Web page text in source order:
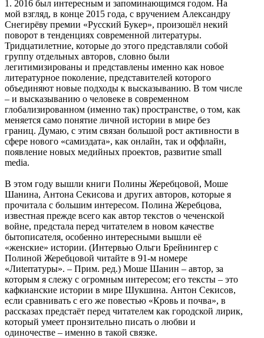
1. 2016 был интересным и запоминающимся годом. На
мой взгляд, в конце 2015 года, с вручением Александру
Снегирёву премии «Русский Букер», произошёл некий
поворот в тенденциях современной литературы.
Тридцатилетние, которые до этого представляли собой
группу отдельных авторов, словно были
легитимизированы и представлены именно как новое
литературное поколение, представителей которого
объединяют новые подходы к высказыванию. В том числе
– и высказыванию о человеке в современном
глобализированном (именно так) пространстве, о том, как
меняется само понятие личной истории в мире без
границ. Думаю, с этим связан большой рост активности в
сфере нового «самиздата», как онлайн, так и оффлайн,
появление новых медийных проектов, развитие small
media.
В этом году вышли книги Полины Жеребцовой, Моше
Шанина, Антона Секисова и других авторов, которые я
прочитала с большим интересом. Полина Жеребцова,
известная прежде всего как автор текстов о чеченской
войне, предстала перед читателем в новом качестве
бытописателя, особенно интересными вышли её
«женские» истории. (Интервью Ольги Брейнингер с
Полиной Жеребцовой читайте в 91-м номере
«Лиterraтуры». – Прим. ред.) Моше Шанин – автор, за
которым я слежу с огромным интересом; его тексты – это
кафкианские истории в мире Шукшина. Антон Секисов,
если сравнивать с его же повестью «Кровь и почва», в
рассказах предстаёт перед читателем как городской лирик,
который умеет пронзительно писать о любви и
одиночестве – именно в такой связке.